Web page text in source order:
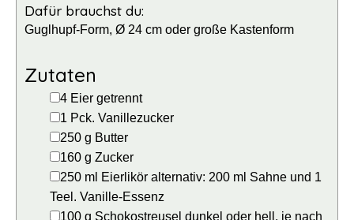
Dafür brauchst du:
Guglhupf-Form, Ø 24 cm oder große Kastenform
Zutaten
▢
4 Eier getrennt
▢1 Pck. Vanillezucker
▢
250 g Butter
▢
160 g Zucker
▢
250 ml Eierlikör alternativ: 200 ml Sahne und 1
Teel. Vanille-Essenz
▢
100 g Schokostreusel dunkel oder hell, je nach